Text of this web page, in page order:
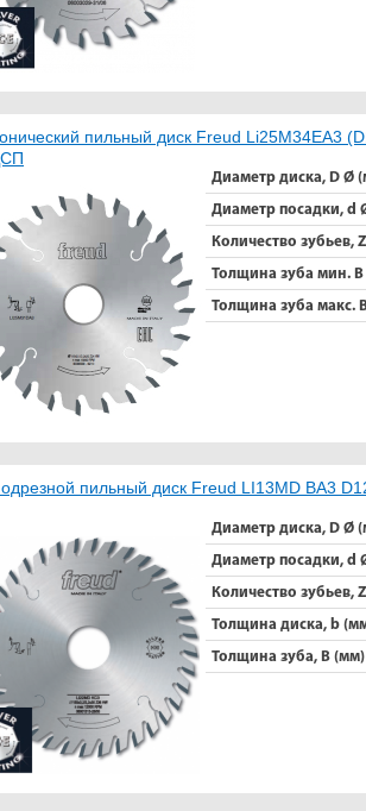
пильный диск Freud Li25M34EA3
Диаметр диска, D Ø
Диаметр посадки, d
Количество зубьев,
Толщина зуба мин.
Толщина зуба макс.
пильный диск Freud LI13MD BA3
Диаметр диска, D Ø
Диаметр посадки, d
Количество зубьев,
Толщина диска, b
Толщина зуба, B (мм)